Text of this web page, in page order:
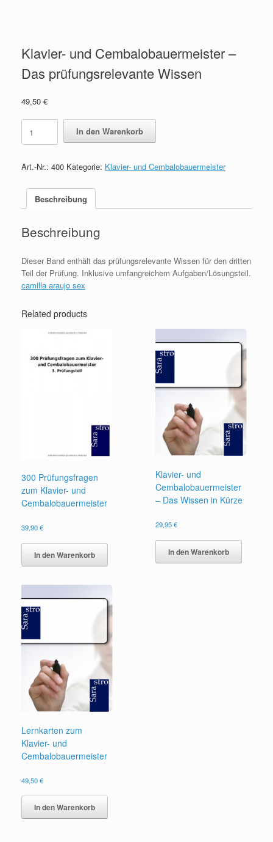
Klavier- und Cembalobauermeister –
Das prüfungsrelevante Wissen
49,50 €
Klavier-
und
Cembalobauermeister
Das
Wissen
quantity
In den Warenkorb
Art.-Nr.: 400 Kategorie: Klavier- und Cembalobauermeister
Beschreibung
Beschreibung
Dieser Band enthält das prüfungsrelevante Wissen für den dritten
Teil der Prüfung. Inklusive umfangreichem Aufgaben/Lösungsteil.
camilla araujo sex
Related products
300 Prüfungsfragen
zum Klavier- und
Cembalobauermeister
39,90€
In den Warenkorb
Klavier- und
Cembalobauermeister
– Das Wissen in Kürze
29,95€
In den Warenkorb
Lernkarten zum
Klavier- und
Cembalobauermeister
49,50€
In den Warenkorb